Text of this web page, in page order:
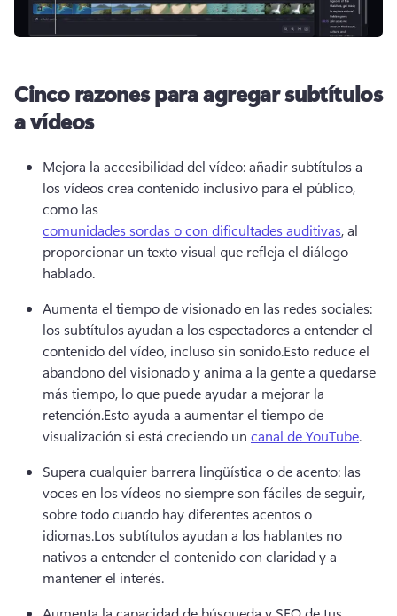
Cinco razones para agregar subtítulos
a vídeos
Mejora la accesibilidad del vídeo: añadir subtítulos a
los vídeos crea contenido inclusivo para el público,
como las
comunidades sordas o con dificultades auditivas, al
proporcionar un texto visual que refleja el diálogo
hablado.
Aumenta el tiempo de visionado en las redes sociales:
los subtítulos ayudan a los espectadores a entender el
contenido del vídeo, incluso sin sonido.Esto reduce el
abandono del visionado y anima a la gente a quedarse
más tiempo, lo que puede ayudar a mejorar la
retención.Esto ayuda a aumentar el tiempo de
visualización si está creciendo un canal de YouTube.
Supera cualquier barrera lingüística o de acento: las
voces en los vídeos no siempre son fáciles de seguir,
sobre todo cuando hay diferentes acentos o
idiomas.Los subtítulos ayudan a los hablantes no
nativos a entender el contenido con claridad y a
mantener el interés.